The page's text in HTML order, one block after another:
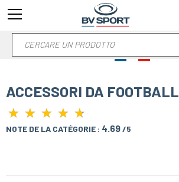
ACCESSORI DA FOOTBALL
★ ★ ★ ★ ★
★ ★ ★ ★ ★
NOTE DE LA CATÉGORIE : 4.69/5